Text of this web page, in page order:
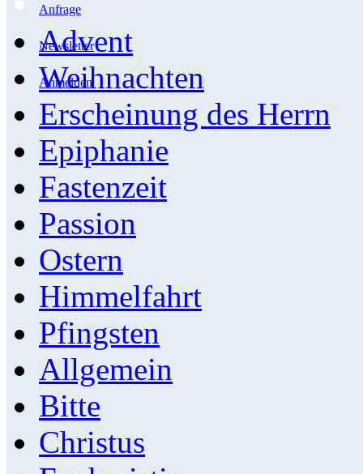
Anfrage
Newsletter
Anmelden
Advent
Weihnachten
Erscheinung des Herrn
Epiphanie
Fastenzeit
Passion
Ostern
Himmelfahrt
Pfingsten
Allgemein
Bitte
Christus